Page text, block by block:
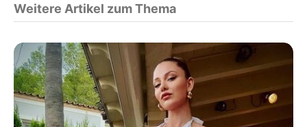
Weitere Artikel zum Thema